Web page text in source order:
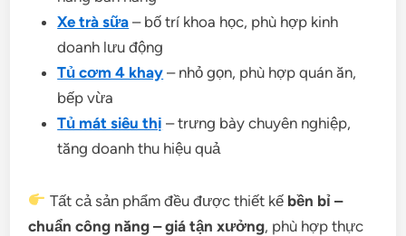
Xe trà sữa – bố trí khoa học, phù hợp kinh
doanh lưu động
Tủ cơm 4 khay – nhỏ gọn, phù hợp quán ăn,
bếp vừa
Tủ mát siêu thị – trưng bày chuyên nghiệp,
tăng doanh thu hiệu quả
Tất cả sản phẩm đều được thiết kế bền bỉ –
chuẩn công năng – giá tận xưởng, phù hợp thực